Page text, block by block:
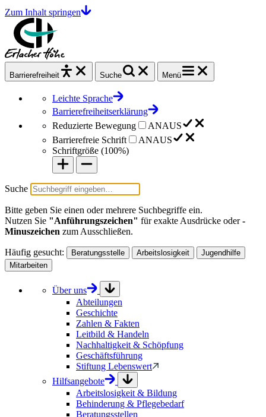
Zum Inhalt springen
Barrierefrei heit Suche Menü
Leichte Sprache
Barrierefreiheitserklärung
Reduzierte Bewegung
ANAUS
Barrierefreie Schrift
ANAUS
Schriftgröße (100%)
Suche
Bitte geben Sie einen oder mehrere Suchbegriffe ein.
Nutzen Sie "Anführungszeichen" für exakte Ausdrücke oder-
Minuszeichen zum Ausschließen.
Häufig gesucht: Beratungsstelle Arbeitslosigkeit
Jugendhilfe
Mitarbeiten
Über uns
Abteilungen
Geschichte
Zahlen & Fakten
Leitbild & Handeln
Nachhaltigkeit & Schöpfung
Geschäftsführung
Stiftung Lebenswert
Hilfsangebote
Arbeitslosigkeit & Bildung
Behinderung & Pflegebedarf
Beratungsstellen